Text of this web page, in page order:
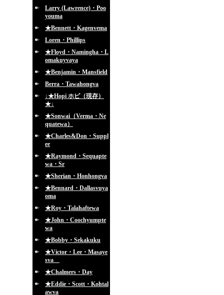
Larry (Lawrence)・Poo
youma
★Bennett・Kagenvema
Loren・Phillips
★Floyd・Namingha・L
omakuyvaya
★Benjamin・Mansfield
Berra・Tawahongva
↓★Hopi ホピ（現存）
★↓
★Sonwai（Verma・Ne
quatewa）
★Charles&Don・Suppl
ee
★Raymond・Sequapte
wa・Sr
★Sherian・Honhongva
★Bennard・Dallasvuya
oma
★Roy・Talahaftewa
★John・Coochyumpte
wa
★Bobby・Sekakuku
★Victor・Lee・Masaye
sva
★Chalmers・Day
★Eddie・Scott・Kohtal
awva